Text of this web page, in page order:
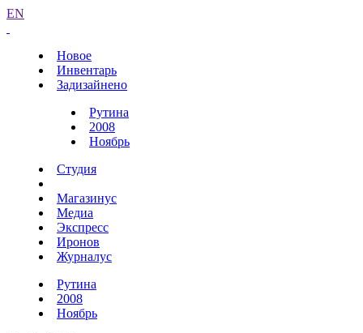
EN
Новое
Инвентарь
Задизайнено
Рутина
2008
Ноябрь
Студия
Магазинус
Медиа
Экспресс
Иронов
Журналус
Рутина
2008
Ноябрь